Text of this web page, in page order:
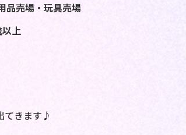
品売場・玩具売場
上
てきます♪